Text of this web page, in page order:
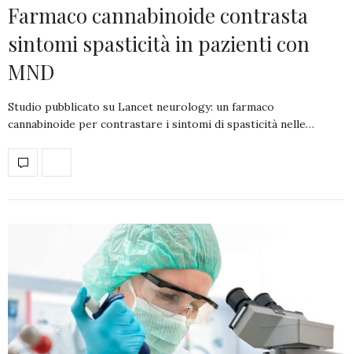
Farmaco cannabinoide contrasta
sintomi spasticità in pazienti con
MND
Studio pubblicato su Lancet neurology: un farmaco
cannabinoide per contrastare i sintomi di spasticità nelle…